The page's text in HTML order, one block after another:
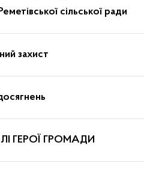
сільської ради
захист
ГЕРОЇ ГРОМАДИ